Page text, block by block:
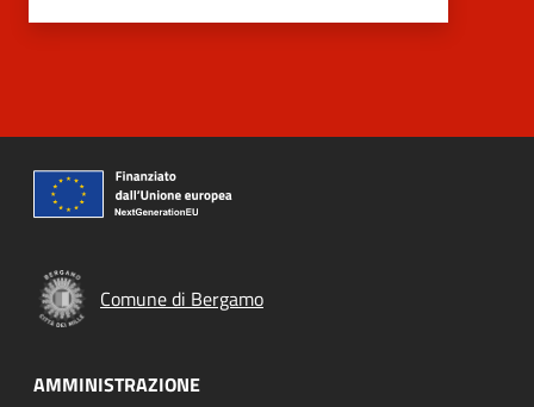
Comune di Bergamo
AMMINISTRAZIONE